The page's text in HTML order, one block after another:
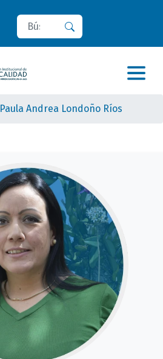
Buscar
Paula Andrea Londoño Ríos